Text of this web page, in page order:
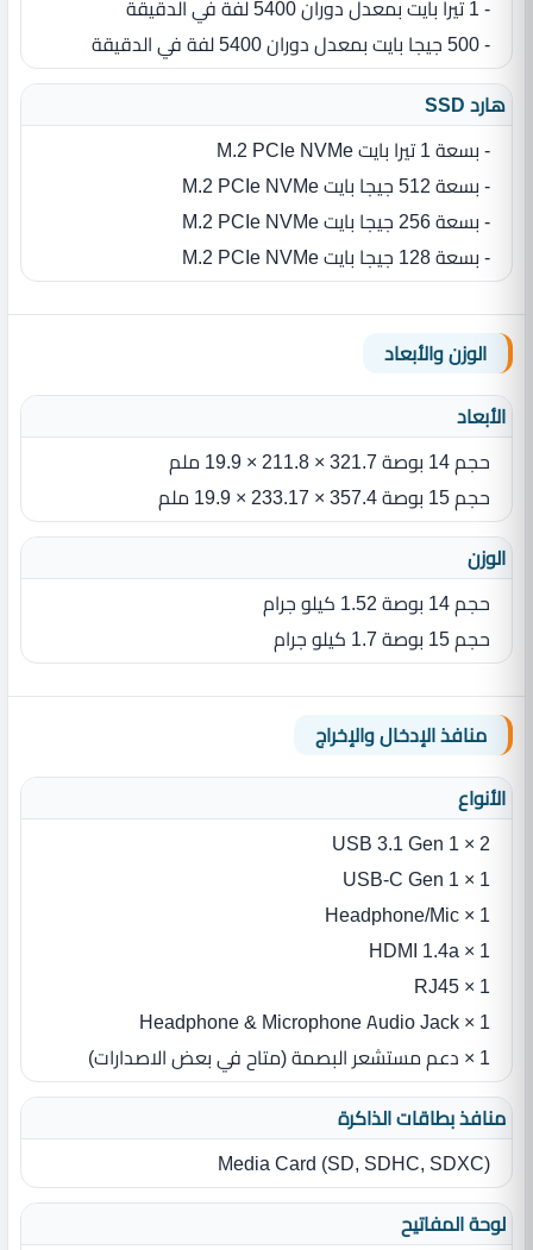
- 1 تيرا بايت بمعدل دوران 5400 لفة في الدقيقة
- 500 جيجا بايت بمعدل دوران 5400 لفة في الدقيقة
هارد SSD
- بسعة 1 تيرا بايت M.2 PCIe NVMe
- بسعة 512 جيجا بايت M.2 PCIe NVMe
- بسعة 256 جيجا بايت M.2 PCIe NVMe
- بسعة 128 جيجا بايت M.2 PCIe NVMe
الوزن والأبعاد
الأبعاد
حجم 14 بوصة 321.7 × 211.8 × 19.9 ملم
حجم 15 بوصة 357.4 × 233.17 × 19.9 ملم
الوزن
حجم 14 بوصة 1.52 كيلو جرام
حجم 15 بوصة 1.7 كيلو جرام
منافذ الإدخال والإخراج
الأنواع
2 × USB 3.1 Gen 1
1 × USB-C Gen 1
1 × Headphone/Mic
1 × HDMI 1.4a
1 × RJ45
1 × Headphone & Microphone Audio Jack
1 × دعم مستشعر البصمة (متاح في بعض الاصدارات)
منافذ بطاقات الذاكرة
Media Card ‎(‎SD‎,‎ SDHC‎,‎ SDXC‎)‎
لوحة المفاتيح